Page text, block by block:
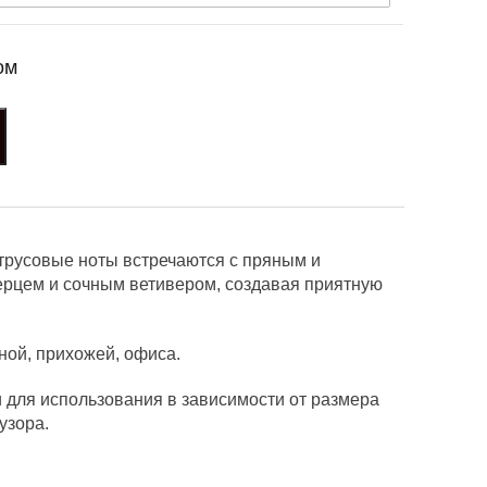
ноты встречаются с пряным и
и сочным ветивером, создавая приятную
прихожей, офиса.
использования в зависимости от размера